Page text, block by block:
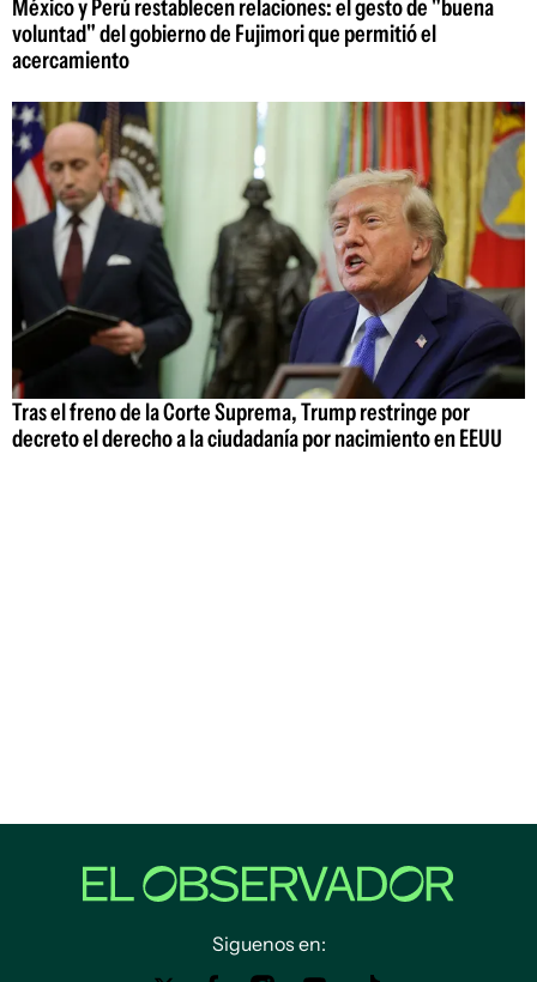
México y Perú restablecen relaciones: el gesto de "buena
voluntad" del gobierno de Fujimori que permitió el
acercamiento
Tras el freno de la Corte Suprema, Trump restringe por
decreto el derecho a la ciudadanía por nacimiento en EEUU
Siguenos en: